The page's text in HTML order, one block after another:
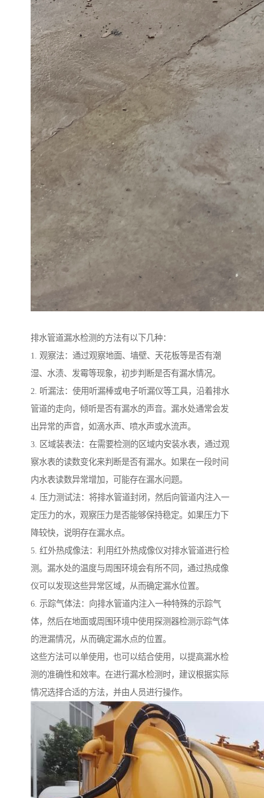
排水管道漏水检测的方法有以下几种：
1. 观察法：通过观察地面、墙壁、天花板等是否有潮
湿、水渍、发霉等现象，初步判断是否有漏水情况。
2. 听漏法：使用听漏棒或电子听漏仪等工具，沿着排水
管道的走向，倾听是否有漏水的声音。漏水处通常会发
出异常的声音，如滴水声、喷水声或水流声。
3. 区域装表法：在需要检测的区域内安装水表，通过观
察水表的读数变化来判断是否有漏水。如果在一段时间
内水表读数异常增加，可能存在漏水问题。
4. 压力测试法：将排水管道封闭，然后向管道内注入一
定压力的水，观察压力是否能够保持稳定。如果压力下
降较快，说明存在漏水点。
5. 红外热成像法：利用红外热成像仪对排水管道进行检
测。漏水处的温度与周围环境会有所不同，通过热成像
仪可以发现这些异常区域，从而确定漏水位置。
6. 示踪气体法：向排水管道内注入一种特殊的示踪气
体，然后在地面或周围环境中使用探测器检测示踪气体
的泄漏情况，从而确定漏水点的位置。
这些方法可以单使用，也可以结合使用，以提高漏水检
测的准确性和效率。在进行漏水检测时，建议根据实际
情况选择合适的方法，并由人员进行操作。